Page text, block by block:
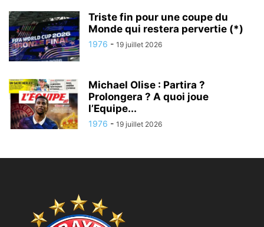
Triste fin pour une coupe du
Monde qui restera pervertie (*)
1976 - 19 juillet 2026
Michael Olise : Partira ?
Prolongera ? A quoi joue
l’Equipe...
1976 - 19 juillet 2026